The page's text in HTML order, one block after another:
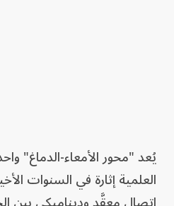
يُعد "محور الأمعاء-الدماغ"
العلمية إثارة في السنوات